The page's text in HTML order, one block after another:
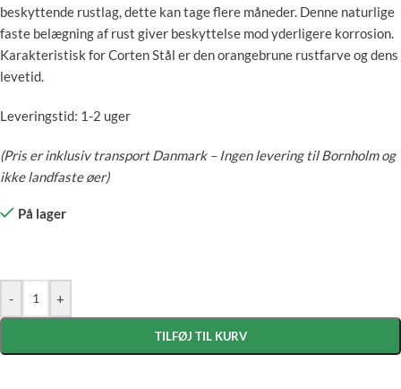
beskyttende rustlag, dette kan tage flere måneder. Denne naturlige
faste belægning af rust giver beskyttelse mod yderligere korrosion.
Karakteristisk for Corten Stål er den orangebrune rustfarve og dens
levetid.
Leveringstid: 1-2 uger
(Pris er inklusiv transport Danmark – Ingen levering til Bornholm og
ikke landfaste øer)
På lager
- +
TILFØJ TIL KURV